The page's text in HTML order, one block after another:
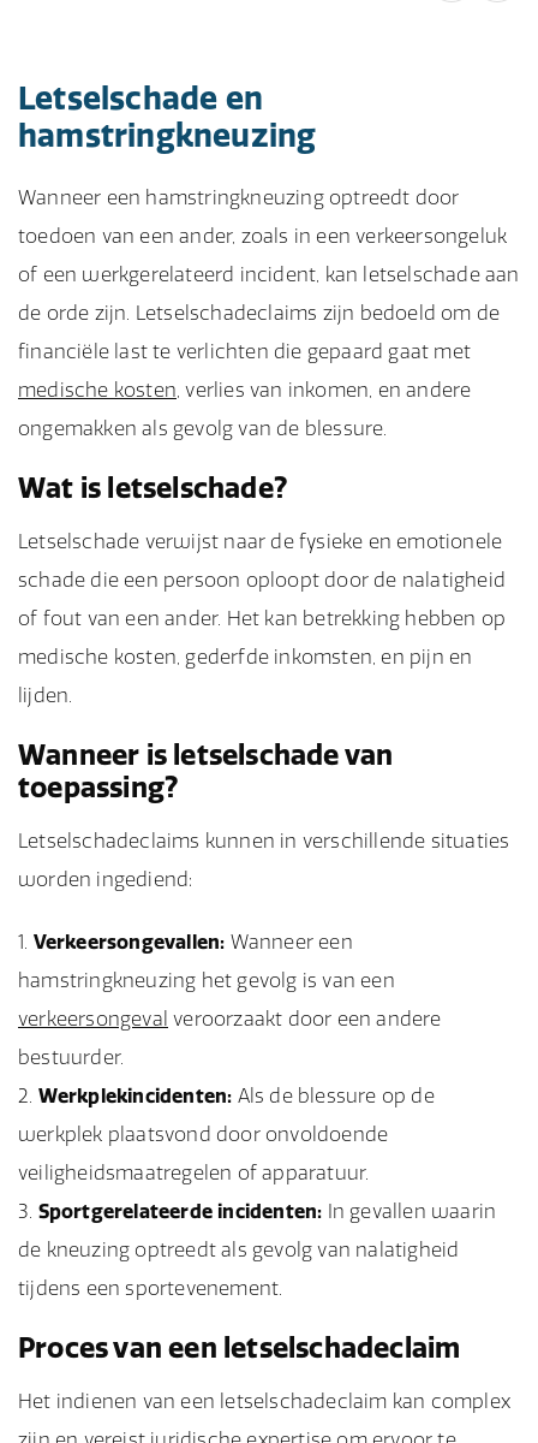
Letselschade en
hamstringkneuzing
Wanneer een hamstringkneuzing optreedt door
toedoen van een ander, zoals in een verkeersongeluk
of een werkgerelateerd incident, kan letselschade aan
de orde zijn. Letselschadeclaims zijn bedoeld om de
financiële last te verlichten die gepaard gaat met
medische kosten, verlies van inkomen, en andere
ongemakken als gevolg van de blessure.
Wat is letselschade?
Letselschade verwijst naar de fysieke en emotionele
schade die een persoon oploopt door de nalatigheid
of fout van een ander. Het kan betrekking hebben op
medische kosten, gederfde inkomsten, en pijn en
lijden.
Wanneer is letselschade van
toepassing?
Letselschadeclaims kunnen in verschillende situaties
worden ingediend:
Verkeersongevallen: Wanneer een
hamstringkneuzing het gevolg is van een
verkeersongeval veroorzaakt door een andere
bestuurder.
Werkplekincidenten: Als de blessure op de
werkplek plaatsvond door onvoldoende
veiligheidsmaatregelen of apparatuur.
Sportgerelateerde incidenten: In gevallen waarin
de kneuzing optreedt als gevolg van nalatigheid
tijdens een sportevenement.
Proces van een letselschadeclaim
Het indienen van een letselschadeclaim kan complex